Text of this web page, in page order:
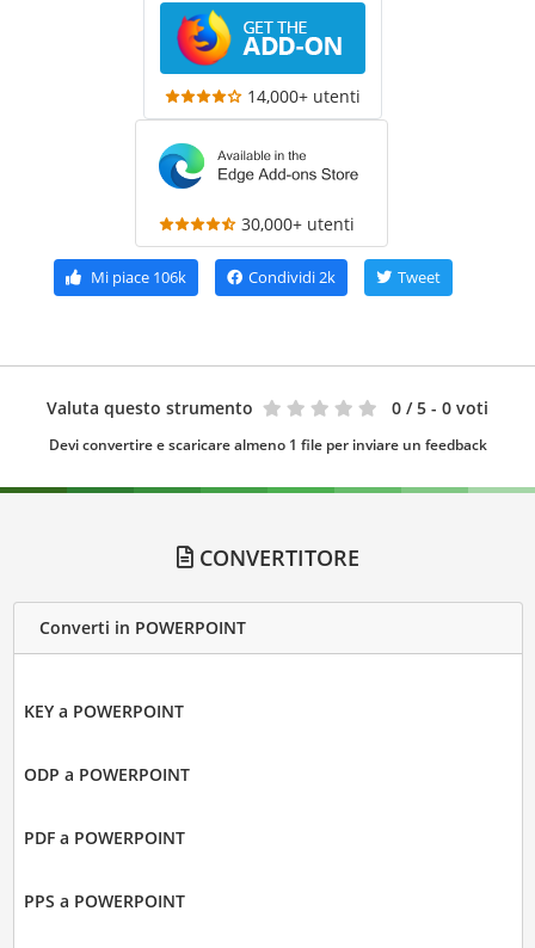
14,000+ utenti
30,000+ utenti
Mi piace 106k Condividi2k Tweet
Valuta questo strumento 0 / 5 - 0 voti
Devi convertire e scaricare almeno 1 file per inviare un feedback
CONVERTITORE
Converti in POWERPOINT
KEY a POWERPOINT
ODP a POWERPOINT
PDF a POWERPOINT
PPS a POWERPOINT